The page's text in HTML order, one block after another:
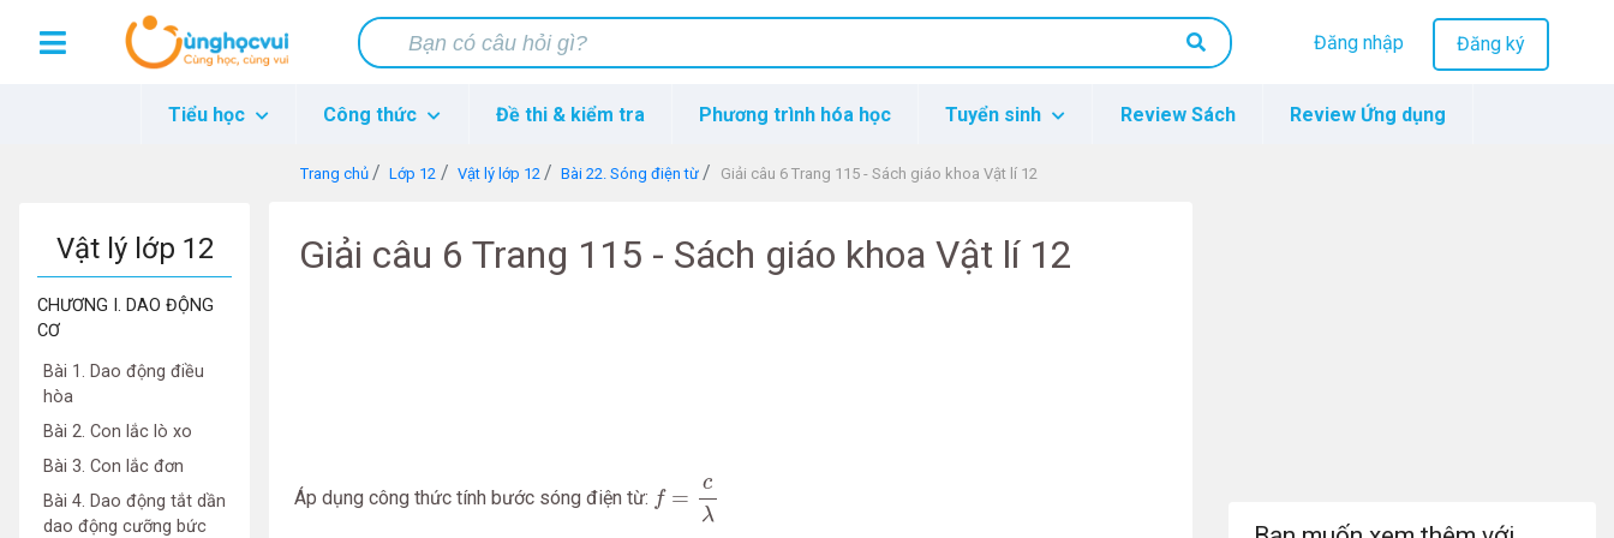
Đăng nhập Đăng ký
Tiểu học Công thức Đề thi & kiểm tra Phương trình hóa học Tuyển sinh Review Sách Review Ứng dụng
Trang chủ Lớp 12 Vật lý lớp 12 Bài 22. Sóng điện từ Giải câu 6 Trang 115 - Sách giáo khoa Vật lí 12
Vật lý lớp 12
CHƯƠNG I. DAO ĐỘNG
CƠ
Bài 1. Dao động điều
hòa
Bài 2. Con lắc lò xo
Bài 3. Con lắc đơn
Bài 4. Dao động tắt dần
dao động cưỡng bức
Giải câu 6 Trang 115 - Sách giáo khoa Vật lí 12
Áp dụng công thức tính bước sóng điện từ: f =
c
λ